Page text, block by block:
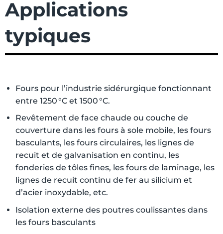
Applications
typiques
Fours pour l’industrie sidérurgique fonctionnant
entre 1250 °C et 1500 °C.
Revêtement de face chaude ou couche de
couverture dans les fours à sole mobile, les fours
basculants, les fours circulaires, les lignes de
recuit et de galvanisation en continu, les
fonderies de tôles fines, les fours de laminage, les
lignes de recuit continu de fer au silicium et
d’acier inoxydable, etc.
Isolation externe des poutres coulissantes dans
les fours basculants